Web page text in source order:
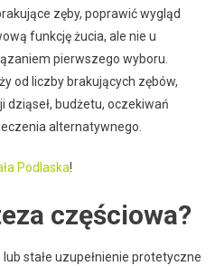
zęby, poprawić wygląd
funkcję żucia, ale nie u
pierwszego wyboru.
od liczby brakujących zębów,
dziąseł, budżetu, oczekiwań
alternatywnego.
Podlaska!
częściowa?
stałe uzupełnienie protetyczne